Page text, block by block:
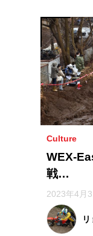
Culture
WEX-
戦…
2023年4月3